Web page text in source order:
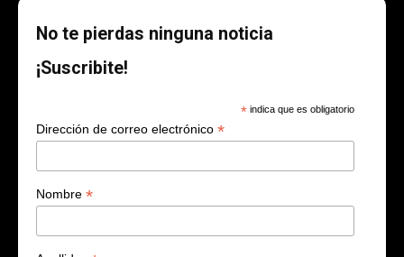
No te pierdas ninguna noticia
¡Suscribite!
* indica que es obligatorio
Dirección de correo electrónico *
Nombre *